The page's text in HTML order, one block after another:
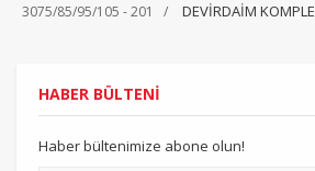
3075/85/95/105 - 201
DEVİRDAİM KOMPLE
HABER BÜLTENİ
Haber bültenimize abone olun!